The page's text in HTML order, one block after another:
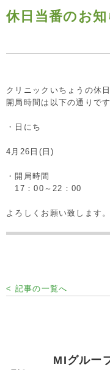
休日当番のお知
クリニックいちょうの休
開局時間は以下の通りです
・日にち
4月26日(日)
・開局時間
17：00～22：00
よろしくお願い致します。
< 記事の一覧へ
MIグルー